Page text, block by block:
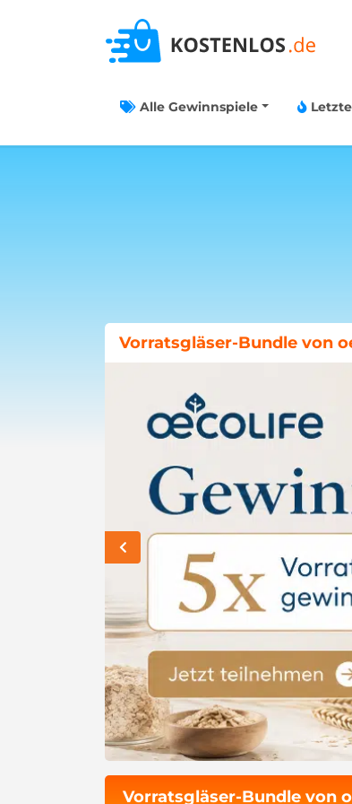
Alle Gewinnspiele
Böklunder-Gewinnspiel:
Vorratsgläser-Bundle von